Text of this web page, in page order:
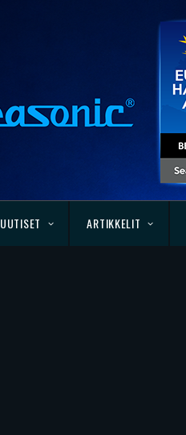
UUTISET ARTIKKELIT